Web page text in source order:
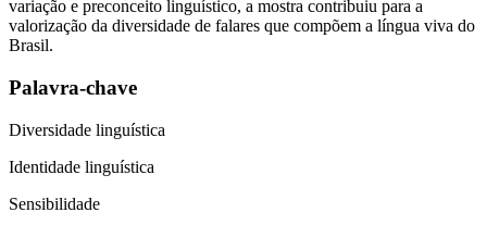
variação e preconceito linguístico, a mostra contribuiu para a
valorização da diversidade de falares que compõem a língua viva do
Brasil.
Palavra-chave
Diversidade linguística
Identidade linguística
Sensibilidade